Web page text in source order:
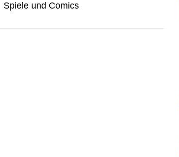
Spiele und Comics